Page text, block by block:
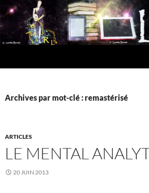
Aller
au
contenu
Archives par mot-clé : remastérisé
ARTICLES
LE MENTAL
20 JUIN 2013